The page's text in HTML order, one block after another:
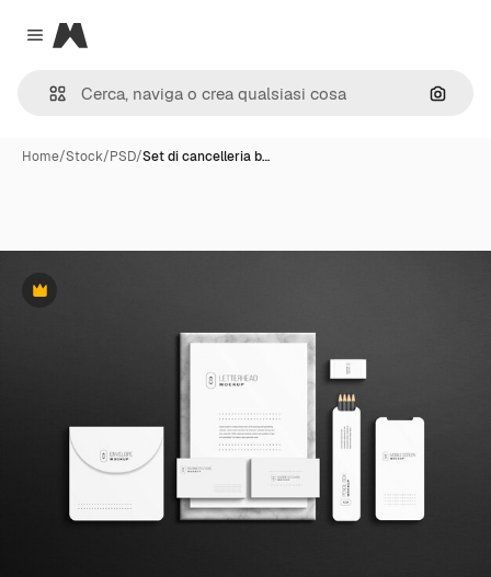
Close menu
Magnific
Cerca
Home/Stock/PSD/Set di cancelleria b…
Premium